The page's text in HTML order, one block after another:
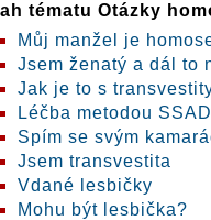
tématu Otázky
Můj manžel je
Jsem ženatý a dál to
Jak je to s
Léčba metodou SSAD
Spím se svým
Jsem transvestita
Vdané lesbičky
Mohu být lesbička?